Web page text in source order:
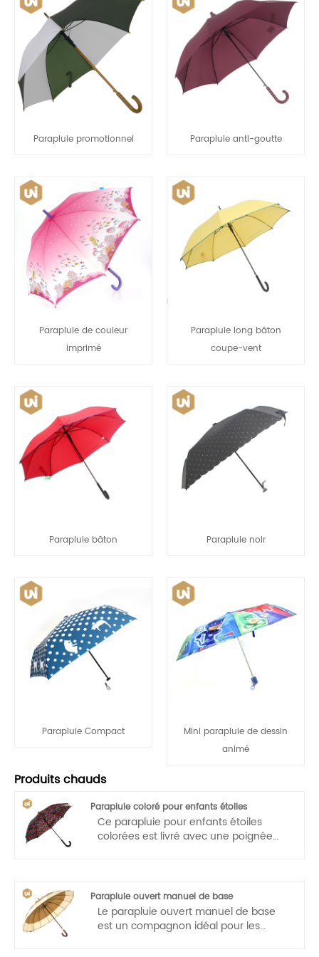
Parapluie promotionnel Parapluie anti-goutte
Parapluie de couleur
imprimé
Parapluie long bâton
coupe-vent
Parapluie bâton Parapluie noir
Parapluie Compact
Mini parapluie de dessin
animé
Produits chauds
Parapluie coloré pour enfants étoiles
Ce parapluie pour enfants étoiles
colorées est livré avec une poignée
légère et pratique.
Parapluie ouvert manuel de base
Le parapluie ouvert manuel de base
est un compagnon idéal pour les